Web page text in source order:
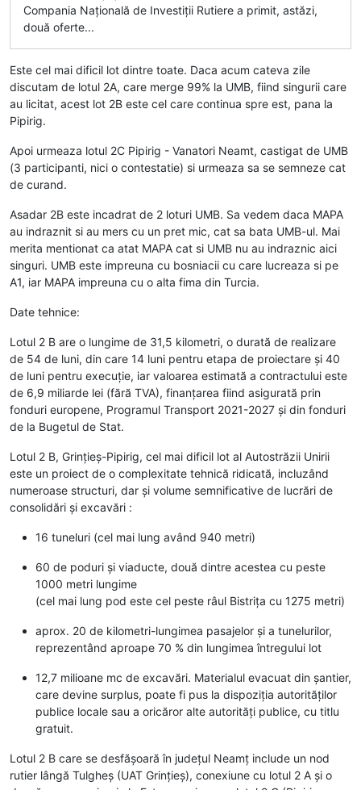
Compania Națională de Investiții Rutiere a primit, astăzi,
două oferte...
Este cel mai dificil lot dintre toate. Daca acum cateva zile
discutam de lotul 2A, care merge 99% la UMB, fiind singurii care
au licitat, acest lot 2B este cel care continua spre est, pana la
Pipirig.
Apoi urmeaza lotul 2C Pipirig - Vanatori Neamt, castigat de UMB
(3 participanti, nici o contestatie) si urmeaza sa se semneze cat
de curand.
Asadar 2B este incadrat de 2 loturi UMB. Sa vedem daca MAPA
au indraznit si au mers cu un pret mic, cat sa bata UMB-ul. Mai
merita mentionat ca atat MAPA cat si UMB nu au indraznic aici
singuri. UMB este impreuna cu bosniacii cu care lucreaza si pe
A1, iar MAPA impreuna cu o alta fima din Turcia.
Date tehnice:
Lotul 2 B are o lungime de 31,5 kilometri, o durată de realizare
de 54 de luni, din care 14 luni pentru etapa de proiectare și 40
de luni pentru execuție, iar valoarea estimată a contractului este
de 6,9 miliarde lei (fără TVA), finanțarea fiind asigurată prin
fonduri europene, Programul Transport 2021-2027 și din fonduri
de la Bugetul de Stat.
Lotul 2 B, Grințieș-Pipirig, cel mai dificil lot al Autostrăzii Unirii
este un proiect de o complexitate tehnică ridicată, incluzând
numeroase structuri, dar și volume semnificative de lucrări de
consolidări și excavări :
16 tuneluri (cel mai lung având 940 metri)
60 de poduri și viaducte, două dintre acestea cu peste
1000 metri lungime
(cel mai lung pod este cel peste râul Bistrița cu 1275 metri)
aprox. 20 de kilometri-lungimea pasajelor și a tunelurilor,
reprezentând aproape 70 % din lungimea întregului lot
12,7 milioane mc de excavări. Materialul evacuat din șantier,
care devine surplus, poate fi pus la dispoziția autorităților
publice locale sau a oricăror alte autorități publice, cu titlu
gratuit.
Lotul 2 B care se desfășoară în județul Neamț include un nod
rutier lângă Tulgheș (UAT Grințieș), conexiune cu lotul 2 A și o